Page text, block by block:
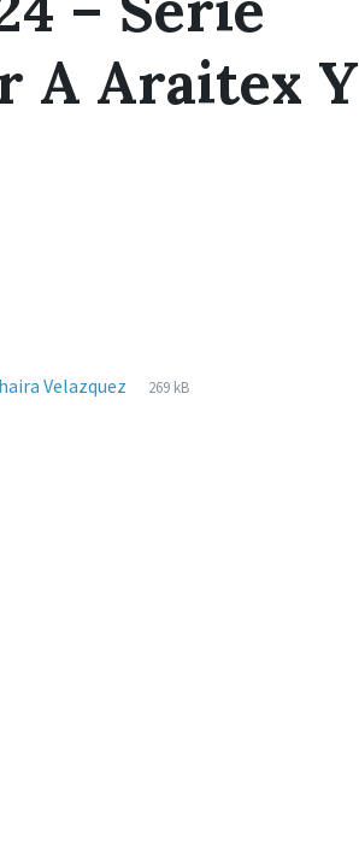
A Araitex Y
Velazquez
Extensiones
pdf
Tamaño
269 kB